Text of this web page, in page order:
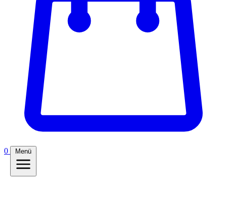
0 Menü